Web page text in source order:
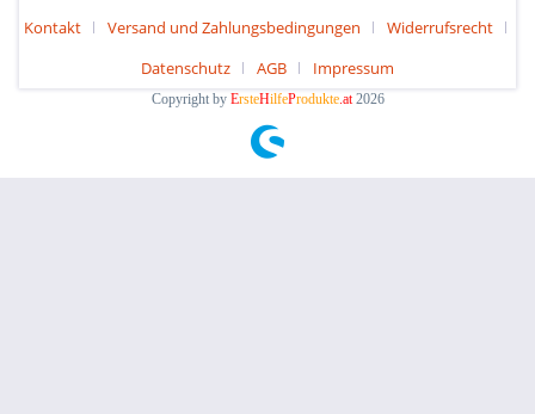
Kontakt
Versand und Zahlungsbedingungen
Widerrufsrecht
Datenschutz
AGB Impressum
Copyright by ErsteHilfeProdukte.at2026